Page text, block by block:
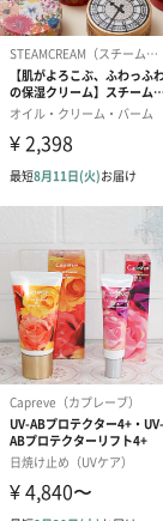
アールグレイ（
BIRTHDAY TO
（660円）
スイーツ
スイーツを同梱し
です。
ゼリーバウム カ